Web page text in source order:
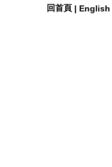
回首頁 | English